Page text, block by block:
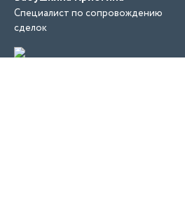
Специалист по сопровождению
сделок